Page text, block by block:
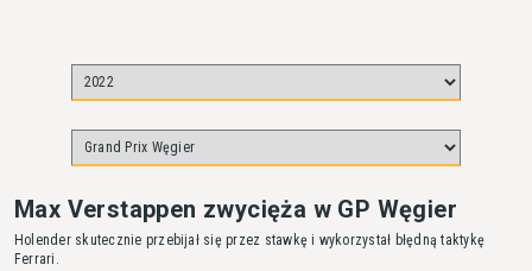
Max Verstappen zwycięża w GP Węgier
Holender skutecznie przebijał się przez stawkę i wykorzystał błędną taktykę
Ferrari.